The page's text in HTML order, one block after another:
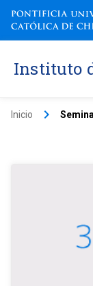
Instituto
Inicio keyboard_arrow_right